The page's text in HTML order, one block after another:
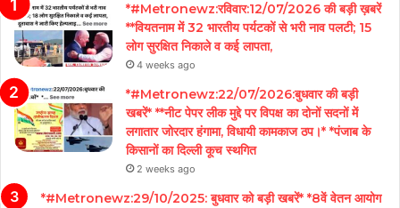
*#Metronewz:रविवार:12/07/2026 की बड़ी ख़बरें
**वियतनाम में 32 भारतीय पर्यटकों से भरी नाव पलटी; 15
लोग सुरक्षित निकाले व कई लापता,
4 weeks ago
*#Metronewz:22/07/2026:बुधवार की बड़ी
खबरें* **नीट पेपर लीक मुद्दे पर विपक्ष का दोनों सदनों में
लगातार जोरदार हंगामा, विधायी कामकाज ठप।* *पंजाब के
किसानों का दिल्ली कूच स्थगित
2 weeks ago
*#Metronewz:29/10/2025: बुधवार को बड़ी खबरें* *8वें वेतन आयोग